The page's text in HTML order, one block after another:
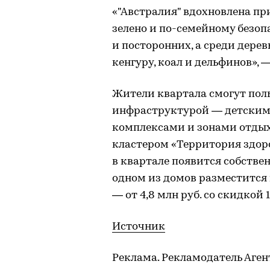
«"Австралия" вдохновлена
зелено и по-семейному
и посторонних, а среди
кенгуру, коал и дельфинов»,
Жители квартала смогут
инфраструктурой —
комплексами и зонами
кластером «Территория
в квартале появится
одном из домов
— от 4,8 млн руб. со скидкой
Источник
Реклама. Рекламодатель